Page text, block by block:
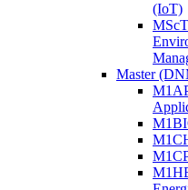
(IoT)
Master